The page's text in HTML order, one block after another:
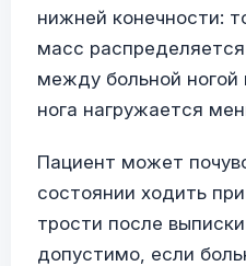
нижней конечности:
масс
между больной ногой
нога нагружается
Пациент может
состоянии ходить
трости после
допустимо, если